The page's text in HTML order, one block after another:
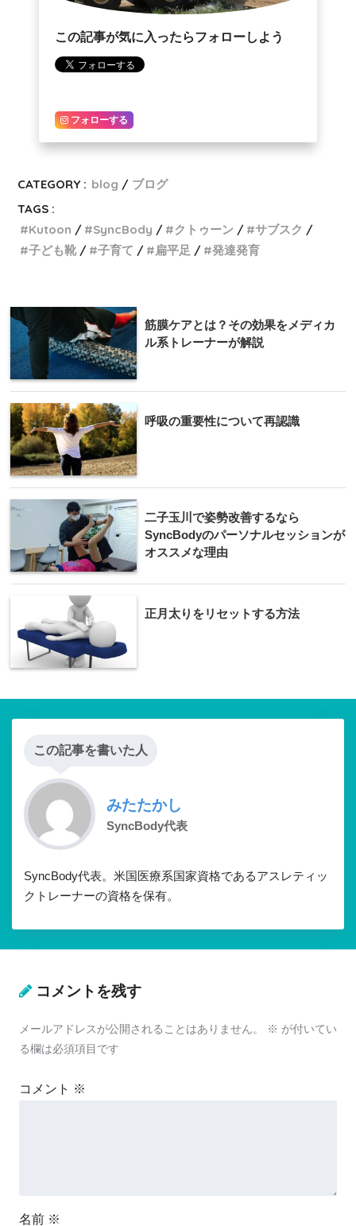
この記事が気に入ったらフォローしよう
フォローする
CATEGORY : blog
ブログ
TAGS :
Kutoon
SyncBody クトゥーン
サブスク
子ども靴
子育て 扁平足 発達発育
筋膜ケアとは？その効果をメディカ
ル系トレーナーが解説
呼吸の重要性について再認識
二子玉川で姿勢改善するなら
SyncBodyのパーソナルセッションが
オススメな理由
正月太りをリセットする方法
この記事を書いた人
みたたかし
SyncBody代表
SyncBody代表。米国医療系国家資格であるアスレティッ
クトレーナーの資格を保有。
コメントを残す
メールアドレスが公開されることはありません。 ※ が付いてい
る欄は必須項目です
コメント ※
名前 ※